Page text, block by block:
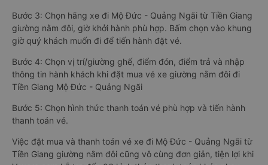
Bước 3: Chọn hãng xe đi Mộ Đức - Quảng Ngãi từ Tiền Giang
giường nằm đôi, giờ khởi hành phù hợp. Bấm chọn vào khung
giờ quý khách muốn đi để tiến hành đặt vé.
Bước 4: Chọn vị trí/giường ghế, điểm đón, điểm trả và nhập
thông tin hành khách khi đặt mua vé xe giường nằm đôi đi
Tiền Giang Mộ Đức - Quảng Ngãi
Bước 5: Chọn hình thức thanh toán vé phù hợp và tiến hành
thanh toán vé.
Việc đặt mua và thanh toán vé xe đi Mộ Đức - Quảng Ngãi từ
Tiền Giang giường nằm đôi cũng vô cùng đơn giản, tiện lợi khi